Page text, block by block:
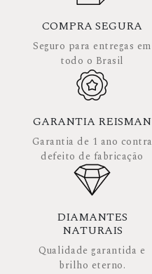
COMPRA SEGURA
Seguro para entregas em
todo o Brasil
GARANTIA REISMAN
Garantia de 1 ano contra
defeito de fabricação
DIAMANTES
NATURAIS
Qualidade garantida e
brilho eterno.